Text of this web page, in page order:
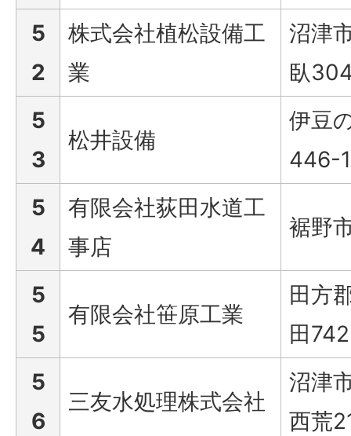
5
2
株式会社植松設備工
業
沼津
臥
5
3
松井設備
伊豆
446-
5
4
有限会社荻田水道工
事店
裾野
5
5
有限会社笹原工業
田方
田742
5
6
三友水処理株式会社
沼津
西荒